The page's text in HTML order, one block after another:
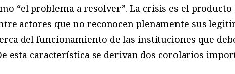
“el problema a resolver”. La crisis es el
actores que no reconocen plenamente sus
del funcionamiento de las instituciones que
esta característica se derivan dos corolarios